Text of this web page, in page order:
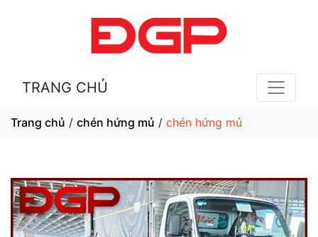
TRANG CHỦ
Trang chủ / chén hứng mủ / chén hứng mủ